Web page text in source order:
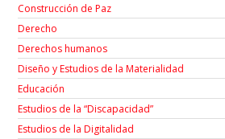
Construcción de Paz
Derecho
Derechos humanos
Diseño y Estudios de la Materialidad
Educación
Estudios de la “Discapacidad”
Estudios de la Digitalidad